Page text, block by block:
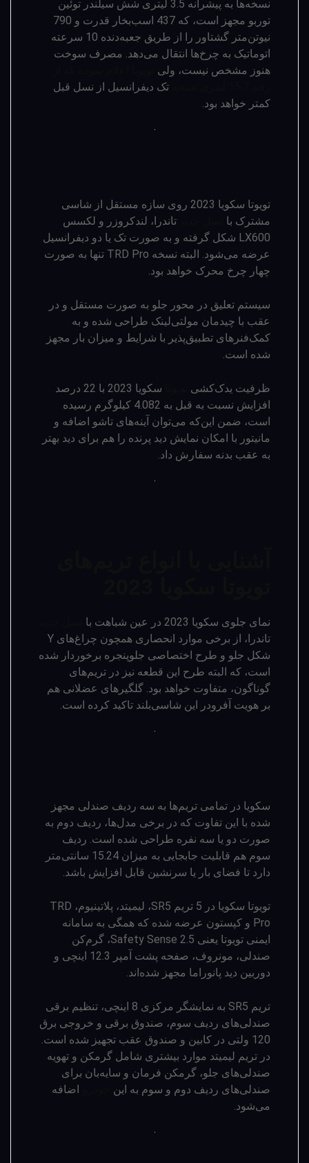
نسخه­‌ها به پیشرانه 3.5 لیتری شش سیلندر توئین
توربو مجهز است، که 437 اسب‌­بخار قدرت و 790
نیوتن‌متر گشتاور را از طریق جعبه‌دنده 10 سرعته
اتوماتیک به چرخ‌ها انتقال می‌دهد. مصرف سوخت
هنوز مشخص نیست، ولی
تک دیفرانسیل از نسل قبل
کمتر خواهد بود.
تویوتا سکویا 2023 روی سازه مستقل از شاسی
مشترک با
تاندرا، لندکروزر و لکسس
LX600 شکل گرفته و به صورت تک یا دو دیفرانسیل
عرضه می‌شود. البته نسخه TRD Pro تنها به صورت
چهار چرخ محرک خواهد بود.
سیستم تعلیق در محور جلو به صورت مستقل و در
عقب با چیدمان مولتی‌لینک طراحی شده و به
کمک‌فنرهای تطبیق‌­پذیر با شرایط و میزان بار مجهز
شده است.
ظرفیت یدک‌­کشی
سکویا 2023 با 22 درصد
افزایش نسبت به قبل به 4.082 کیلوگرم رسیده
است، ضمن ­این‌که می‌­توان آینه­‌های تاشو اضافه و
مانیتور با امکان نمایش دید پرنده را هم برای دید بهتر
به عقب بدنه سفارش داد.
نمای جلوی سکویا 2023 در عین شباهت با
تاندرا، از برخی موارد انحصاری همچون چراغ‌های Y
شکل جلو و طرح اختصاصی جلوپنجره برخوردار شده
است، که البته طرح این قطعه نیز در تریم‌های
گوناگون، متفاوت خواهد بود. گلگیرهای عضلانی هم
بر هویت آفرودر این شاسی‌­بلند تاکید کرده است.
سکویا در تمامی تریم‌ها به سه ردیف صندلی مجهز
شده با این تفاوت که در برخی مدل‌ها، ردیف دوم به
صورت دو یا سه نفره طراحی شده است. ردیف
سوم هم قابلیت جابجایی به میزان 15.24 سانتی‌متر
دارد تا فضای بار یا سرنشین قابل افزایش باشد.
تویوتا سکویا در 5 تریم SR5، لیمیتد، پلاتینیوم، TRD
Pro و کپستون عرضه شده که همگی به سامانه
ایمنی تویوتا یعنی Safety Sense 2.5، گرم‌کن
صندلی، مونروف، صفحه پشت آمپر 12.3 اینچی و
دوربین دید پانوراما مجهز شده‌­اند.
تریم SR5 به نمایشگر مرکزی 8 اینچی، تنظیم برقی
صندلی­‌های ردیف سوم، صندوق برقی و خروجی برق
120 ولتی در کابین و صندوق عقب تجهیز شده است.
در تریم لیمیتد موارد بیشتری شامل گرمکن و تهویه
صندلی­‌های جلو، گرمکن فرمان و سایه­‌بان برای
صندلی­‌های ردیف دوم و سوم به این
اضافه
می­‌شود.